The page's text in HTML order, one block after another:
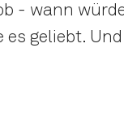
- wann
es geliebt.